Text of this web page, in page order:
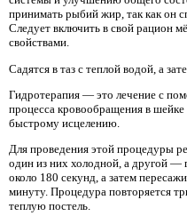
принимать рыбий жир, так как он
Следует включить в свой рацион
свойствами.
Садятся в таз с теплой водой, а
Гидротерапия — это лечение с
процесса кровообращения в
быстрому исцелению.
Для проведения этой процедуры
один из них холодной, а другой —
около 180 секунд, а затем
минуту. Процедура повторяется
теплую постель.